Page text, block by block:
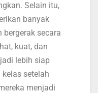
Selain itu,
banyak
secara
kuat, dan
lebih siap
setelah
menjadi